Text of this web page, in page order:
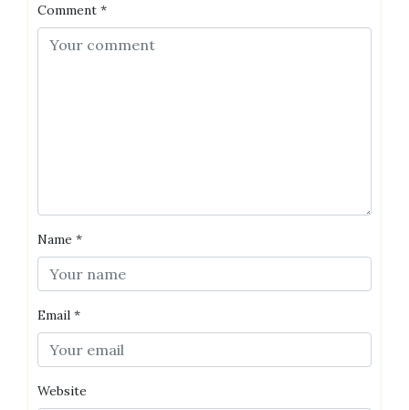
Comment *
Name *
Email *
Website